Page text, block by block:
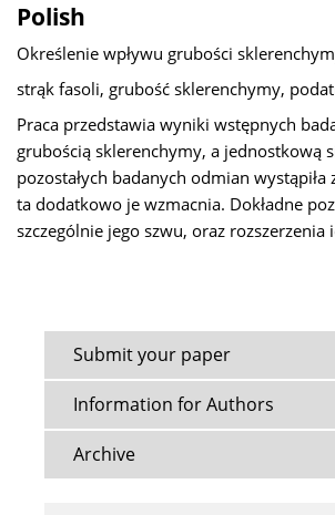
Polish
Określenie wpływu grubości
strąk fasoli, grubość sklerenchymy,
Praca przedstawia wyniki wstępnych
grubością sklerenchymy, a jednostkową
pozostałych badanych odmian
ta dodatkowo je wzmacnia. Dokładne
szczególnie jego szwu, oraz
Submit your paper
Information for Authors
Archive